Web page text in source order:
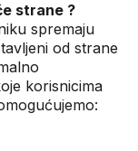
strane ?
spremaju
od strane
korisnicima